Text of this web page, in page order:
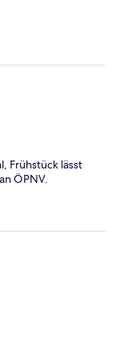
Frühstück lässt
ÖPNV.